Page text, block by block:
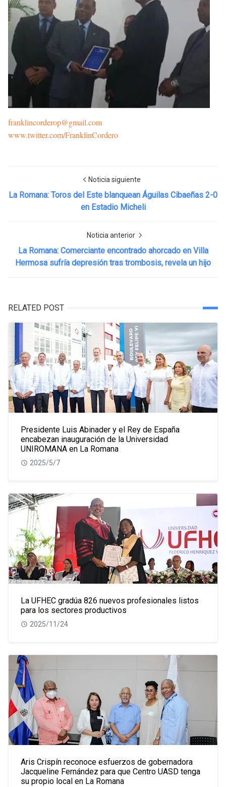
franklincorderop@gmail.com
www.twitter.com/FranklinCordero
Noticia siguiente
La Romana: Toros del Este blanquean Águilas Cibaeñas 2-0
en Estadio Micheli
Noticia anterior
La Romana: Comerciante encontrado ahorcado en Villa
Hermosa sufría depresión tras trombosis, revela un hijo
RELATED POST
Presidente Luis Abinader y el Rey de España
encabezan inauguración de la Universidad
UNIROMANA en La Romana
2025/5/7
La UFHEC gradúa 826 nuevos profesionales listos
para los sectores productivos
2025/11/24
Aris Crispín reconoce esfuerzos de gobernadora
Jacqueline Fernández para que Centro UASD tenga
su propio local en La Romana